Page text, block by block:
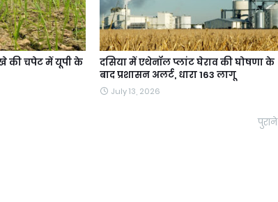
की चपेट में यूपी के
दसिया में एथेनॉल प्लांट घेराव की घोषणा के
बाद प्रशासन अलर्ट, धारा 163 लागू
July 13, 2026
पुराने